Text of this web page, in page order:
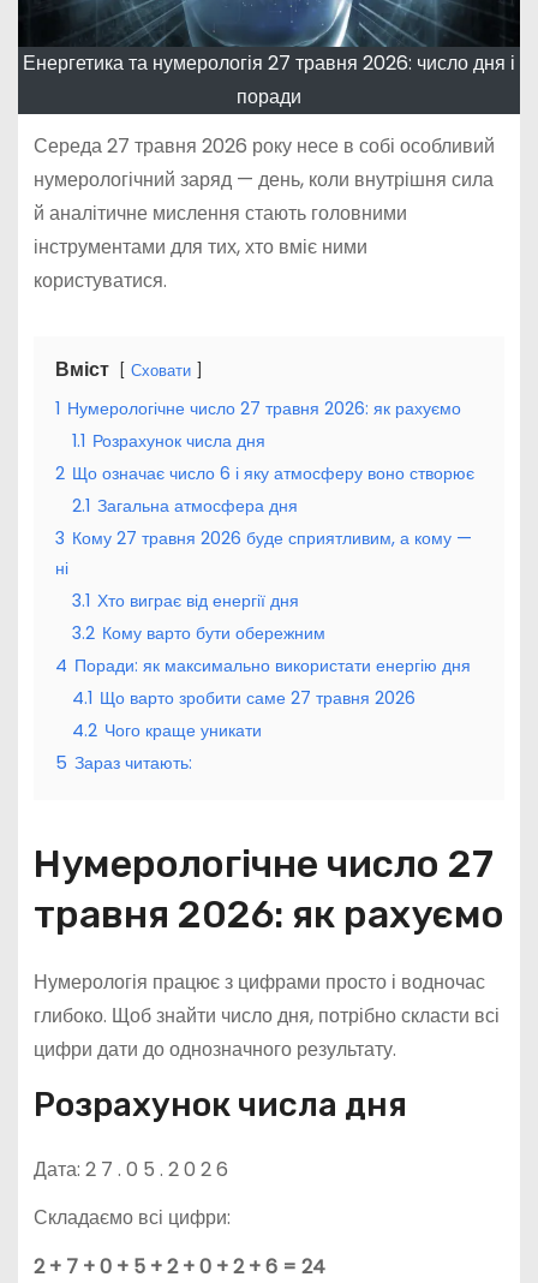
Енергетика та нумерологія 27 травня 2026: число дня і
поради
Середа 27 травня 2026 року несе в собі особливий
нумерологічний заряд — день, коли внутрішня сила
й аналітичне мислення стають головними
інструментами для тих, хто вміє ними
користуватися.
Вміст Сховати
1 Нумерологічне число 27 травня 2026: як рахуємо
1.1 Розрахунок числа дня
2 Що означає число 6 і яку атмосферу воно створює
2.1 Загальна атмосфера дня
3 Кому 27 травня 2026 буде сприятливим, а кому —
ні
3.1 Хто виграє від енергії дня
3.2 Кому варто бути обережним
4 Поради: як максимально використати енергію дня
4.1 Що варто зробити саме 27 травня 2026
4.2 Чого краще уникати
5 Зараз читають:
Нумерологічне число 27
травня 2026: як рахуємо
Нумерологія працює з цифрами просто і водночас
глибоко. Щоб знайти число дня, потрібно скласти всі
цифри дати до однозначного результату.
Розрахунок числа дня
Дата: 2 7 . 0 5 . 2 0 2 6
Складаємо всі цифри:
2 + 7 + 0 + 5 + 2 + 0 + 2 + 6 = 24